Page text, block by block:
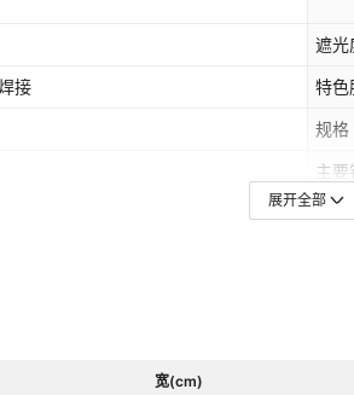
遮光
接 特色
规格
主要
是否
展开全部
宽(cm)